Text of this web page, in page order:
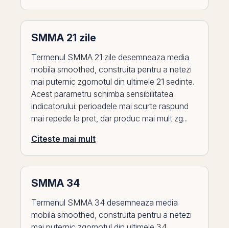
SMMA 21 zile
Termenul SMMA 21 zile desemneaza media
mobila smoothed, construita pentru a netezi
mai puternic zgomotul din ultimele 21 sedinte.
Acest parametru schimba sensibilitatea
indicatorului: perioadele mai scurte raspund
mai repede la pret, dar produc mai mult zg...
Citeste mai mult
SMMA 34
Termenul SMMA 34 desemneaza media
mobila smoothed, construita pentru a netezi